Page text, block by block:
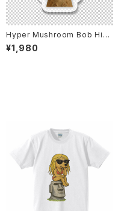
Hyper Mushroom Bob Hip
popotamus
¥1,980